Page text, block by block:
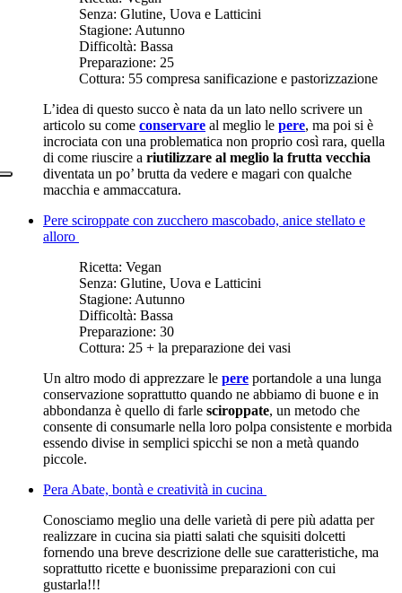
Senza: Glutine, Uova e Latticini
Stagione: Autunno
Difficoltà: Bassa
Preparazione: 25
Cottura: 55 compresa sanificazione e pastorizzazione
L’idea di questo succo è nata da un lato nello scrivere un
articolo su come conservare al meglio le pere, ma poi si è
incrociata con una problematica non proprio così rara, quella
di come riuscire a riutilizzare al meglio la frutta vecchia
diventata un po’ brutta da vedere e magari con qualche
macchia e ammaccatura.
Pere sciroppate con zucchero mascobado, anice stellato e
alloro
Ricetta: Vegan
Senza: Glutine, Uova e Latticini
Stagione: Autunno
Difficoltà: Bassa
Preparazione: 30
Cottura: 25 + la preparazione dei vasi
Un altro modo di apprezzare le pere portandole a una lunga
conservazione soprattutto quando ne abbiamo di buone e in
abbondanza è quello di farle sciroppate, un metodo che
consente di consumarle nella loro polpa consistente e morbida
essendo divise in semplici spicchi se non a metà quando
piccole.
Pera Abate, bontà e creatività in cucina
Conosciamo meglio una delle varietà di pere più adatta per
realizzare in cucina sia piatti salati che squisiti dolcetti
fornendo una breve descrizione delle sue caratteristiche, ma
soprattutto ricette e buonissime preparazioni con cui
gustarla!!!